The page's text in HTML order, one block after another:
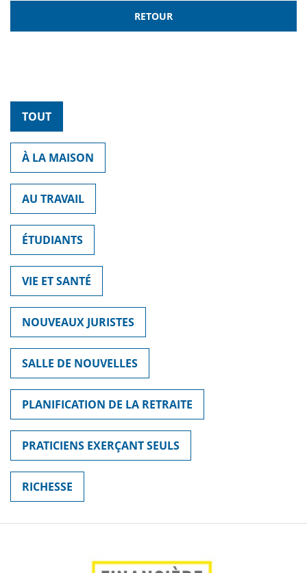
RETOUR
TOUT
À LA MAISON
AU TRAVAIL
ÉTUDIANTS
VIE ET SANTÉ
NOUVEAUX JURISTES
SALLE DE NOUVELLES
PLANIFICATION DE LA RETRAITE
PRATICIENS EXERÇANT SEULS
RICHESSE